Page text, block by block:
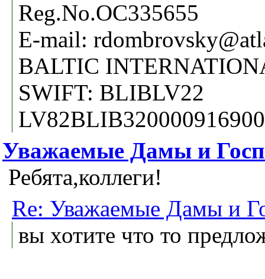
Reg.No.OC335655
E-mail:
BALTIC
SWIFT: BLIBLV22
Уважаемые Дамы и
Ребята,коллеги!
Re: Уважаемые Дамы и
вы хотите что то